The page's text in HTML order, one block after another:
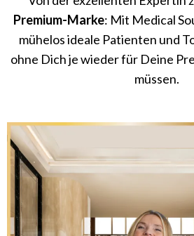
Premium-Marke: Mit Medical
mühelos ideale Patienten und
ohne Dich je wieder für Deine
müssen.